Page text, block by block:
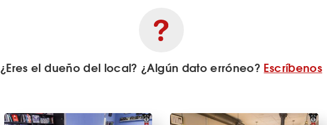
¿Eres el dueño del local? ¿Algún dato erróneo? Escríbenos